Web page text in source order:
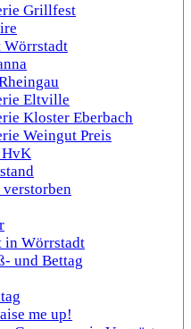
Grillfest
Wörrstadt
Eltville
Kloster Eberbach
Weingut Preis
HvK
in Wörrstadt
und Bettag
me up!